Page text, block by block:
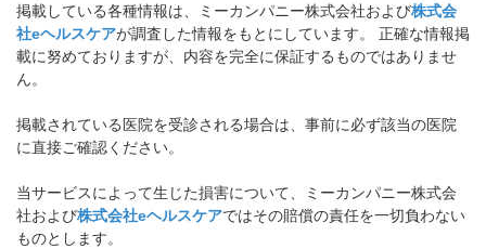
掲載している各種情報は、ミーカンパニー株式会社および株式会
社eヘルスケアが調査した情報をもとにしています。 正確な情報掲
載に努めておりますが、内容を完全に保証するものではありませ
ん。
掲載されている医院を受診される場合は、事前に必ず該当の医院
に直接ご確認ください。
当サービスによって生じた損害について、ミーカンパニー株式会
社および株式会社eヘルスケアではその賠償の責任を一切負わない
ものとします。